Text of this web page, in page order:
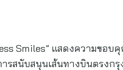
Smiles” แสดงความขอบ
รสนับสนุนเส้นทางบินตรงกรุ